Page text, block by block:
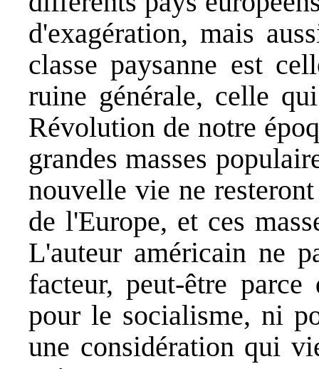
d'exagération, mais
classe paysanne est
ruine générale, celle
Révolution de notre
grandes masses
nouvelle vie ne
de l'Europe, et ces
L'auteur américain ne
facteur, peut-être
pour le socialisme, ni
une considération qui